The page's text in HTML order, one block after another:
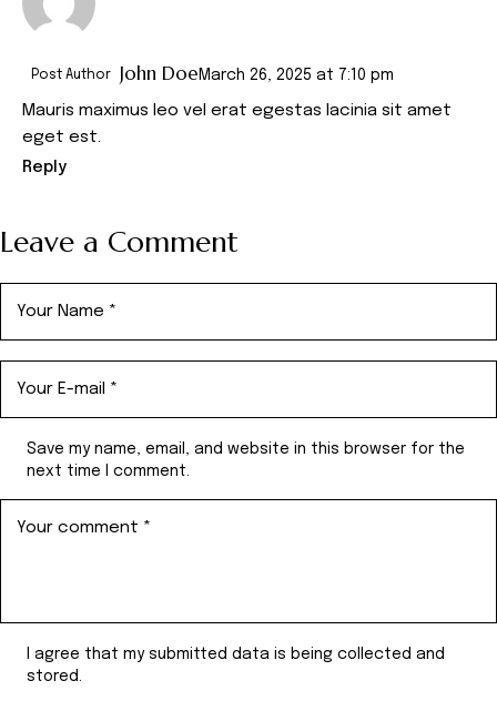
Post Author John Doe March 26, 2025 at 7:10 pm
Mauris maximus leo vel erat egestas lacinia sit amet
eget est.
Reply
Leave a Comment
Save my name, email, and website in this browser for the
next time I comment.
I agree that my submitted data is being collected and
stored.